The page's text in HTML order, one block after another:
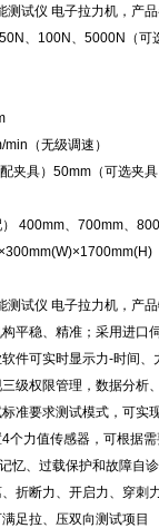
试仪 电子拉力机，产品
、100N、5000N（可
（无级调速）
夹具）50mm（可选夹具
400mm、700mm、
试仪 电子拉力机，产品
平稳、精准；采用进口
件可实时显示力-时间、
级权限管理，数据分析
准要求测试模式，可实
个力值传感器，可根据
忆、过载保护和故障自
折断力、开启力、穿刺
足拉、压双向测试项目